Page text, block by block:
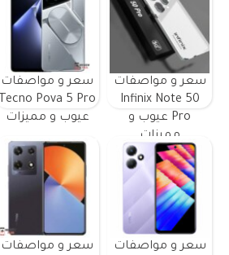
سعر و مواصفات
Infinix Note 50
Pro عيوب و
مميزات
سعر و مواصفات
Tecno Pova 5 Pro
عيوب و مميزات
سعر و مواصفات
سعر و مواصفات